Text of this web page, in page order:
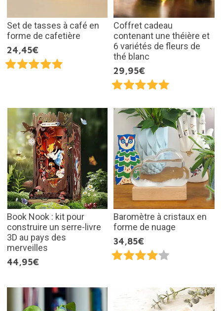
Set de tasses à café en
forme de cafetière
24,45€
Coffret cadeau
contenant une théière et
6 variétés de fleurs de
thé blanc
29,95€
Book Nook : kit pour
construire un serre-livre
3D au pays des
merveilles
44,95€
Baromètre à cristaux en
forme de nuage
34,85€